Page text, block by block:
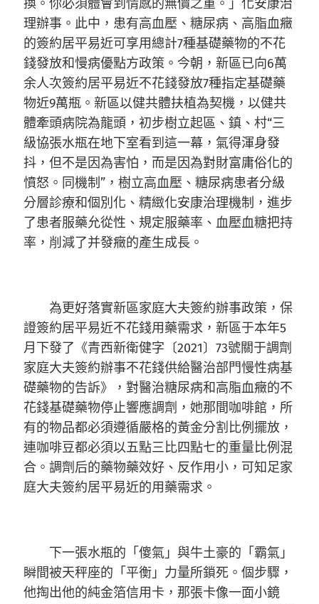
換。你必須體會到情感的無價之重。」化安康治
理辦事。此中，患有高血壓、糖尿病、高脂血癥
的簽約居平易近可享用總計7種基礎藥物的不花
錢發放和慢病優點方政策。今朝，新區已向6萬
余人次簽約居平易近不花錢發放7種指定基礎藥
物近9萬瓶。新區以健共體扶植為契機，以健共
體牽頭病院為龍頭，初步樹立起區、鎮、村“三
級協張水瓶在地下室看到這一幕，氣得渾身發
抖，但不是因為害怕，而是因為對財富庸俗化的
憤怒。同機制”，樹立高血壓、糖尿病患者分級
分層診療和個別化、精緻化安康治理機制，進步
了患者服藥允從性、規定服藥率、血壓血糖把持
率，削減了并發癥的產生成長。
為更好落實新區家庭大夫簽約辦事政策，保
證簽約居平易近不花錢用藥需求，新區于本年5
月下發了《青西新衛健字〔2021〕73號關于調劑
家庭大夫簽約辦事不花錢供給醫治部門慢性病基
礎藥物的告訴》，對醫治糖尿病和高脂血癥的不
花錢基礎藥物停止響應調劑，她那間咖啡館，所
有的物品都必須遵循嚴格的黃金分割比例擺放，
連咖啡豆都必須以五點三比四點七的重量比例混
合。調劑后的藥物藥效好、反作用小，可知足家
庭大夫簽約居平易近的用藥需求。
下一張水瓶的「傻氣」與牛土豪的「霸氣」
瞬間被天秤座的「平衡」力量所鎖死。個步驟，
他掏出他的純金箔信用卡，那張卡像一面小鏡